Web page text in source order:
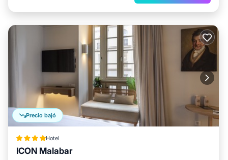
Precio bajó
Hotel
ICON Malabar